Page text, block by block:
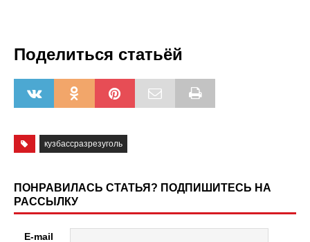
Поделиться статьёй
кузбассразрезуголь
ПОНРАВИЛАСЬ СТАТЬЯ? ПОДПИШИТЕСЬ НА
РАССЫЛКУ
E-mail